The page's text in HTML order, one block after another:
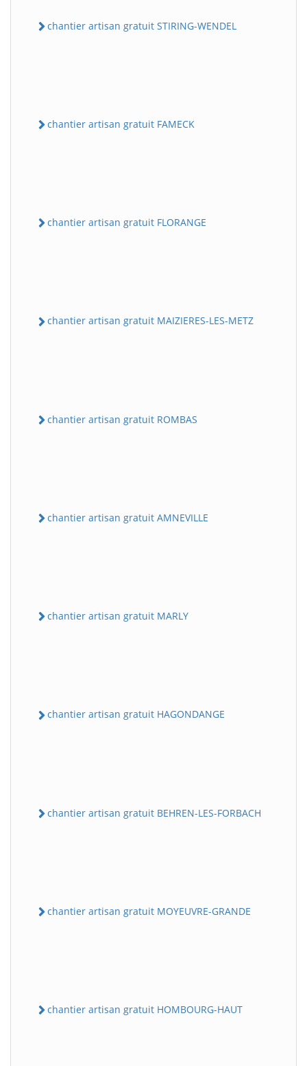
chantier artisan gratuit STIRING-WENDEL
chantier artisan gratuit FAMECK
chantier artisan gratuit FLORANGE
chantier artisan gratuit MAIZIERES-LES-METZ
chantier artisan gratuit ROMBAS
chantier artisan gratuit AMNEVILLE
chantier artisan gratuit MARLY
chantier artisan gratuit HAGONDANGE
chantier artisan gratuit BEHREN-LES-FORBACH
chantier artisan gratuit MOYEUVRE-GRANDE
chantier artisan gratuit HOMBOURG-HAUT